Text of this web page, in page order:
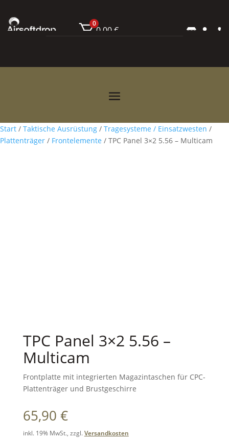
0
0,00€   
Start / Taktische Ausrüstung / Tragesysteme / Einsatzwesten /
Plattenträger / Frontelemente / TPC Panel 3×2 5.56 – Multicam
TPC Panel 3×2 5.56 –
Multicam
Frontplatte mit integrierten Magazintaschen für CPC-
Plattenträger und Brustgeschirre
65,90 €
inkl. 19% MwSt., zzgl.Versandkosten